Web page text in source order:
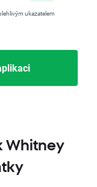
ukazatelem
Whitney